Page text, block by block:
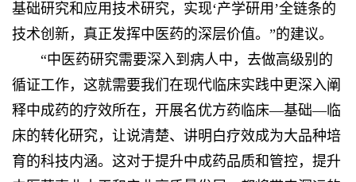
基础研究和应用技术研究，实现‘产学研用’全链条的
技术创新，真正发挥中医药的深层价值。”的建议。
“中医药研究需要深入到病人中，去做高级别的
循证工作，这就需要我们在现代临床实践中更深入阐
释中成药的疗效所在，开展名优方药临床—基础—临
床的转化研究，让说清楚、讲明白疗效成为大品种培
育的科技内涵。这对于提升中成药品质和管控，提升